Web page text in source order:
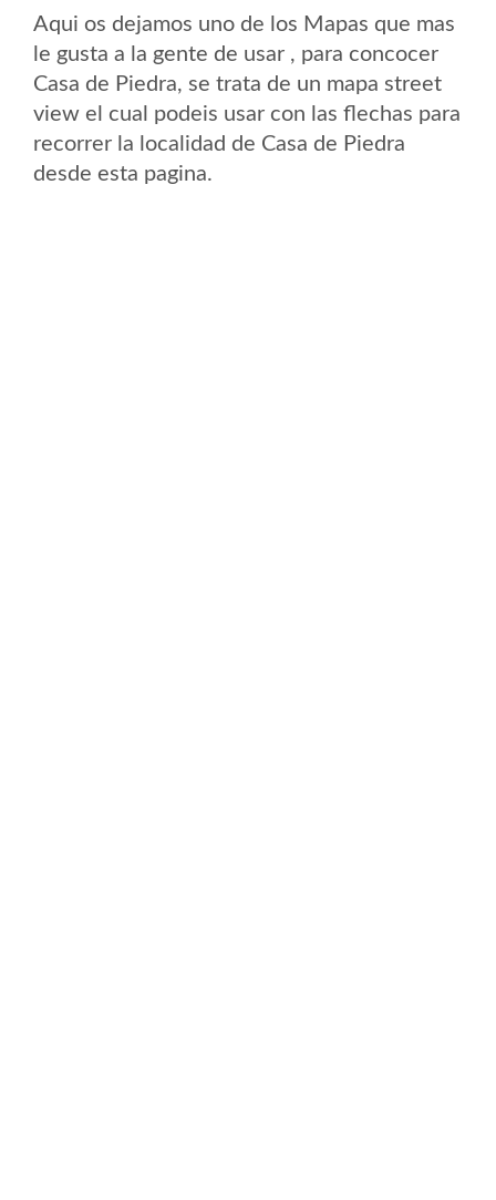
Aqui os dejamos uno de los Mapas que mas
le gusta a la gente de usar , para concocer
Casa de Piedra, se trata de un mapa street
view el cual podeis usar con las flechas para
recorrer la localidad de Casa de Piedra
desde esta pagina.